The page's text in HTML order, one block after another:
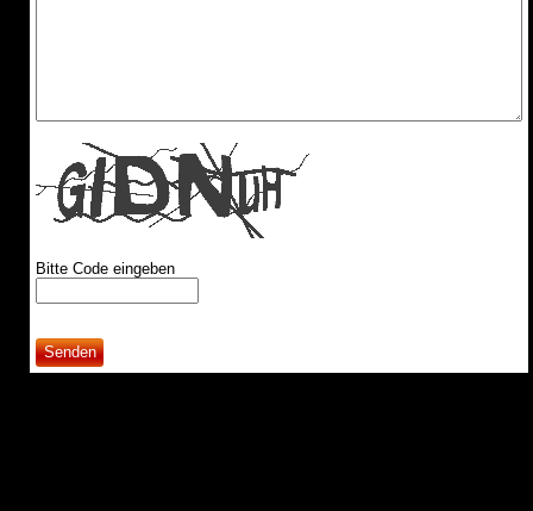
Bitte Code eingeben